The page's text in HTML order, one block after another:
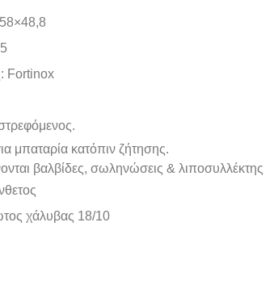
: Fortinox
μπαταρία κατόπιν ζήτησης.
βαλβίδες, σωληνώσεις & λιποσυλλέκτης
χάλυβας 18/10